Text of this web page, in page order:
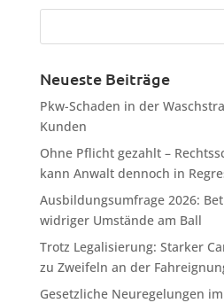
Neueste Beiträge
Pkw-Schaden in der
Kunden
Ohne Pflicht gezahlt –
kann Anwalt dennoch in
Ausbildungsumfrage 2026:
widriger Umstände am Ball
Trotz Legalisierung: Starker
zu Zweifeln an der
Gesetzliche Neuregelungen